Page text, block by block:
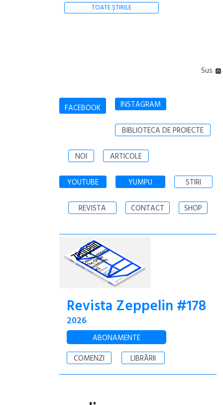
TOATE ȘTIRILE
Sus
FACEBOOK INSTAGRAM
BIBLIOTECA DE PROIECTE
NOI ARTICOLE
YOUTUBE YUMPU STIRI
REVISTA CONTACT SHOP
Revista Zeppelin #178
2026
ABONAMENTE
COMENZI
LIBRĂRII